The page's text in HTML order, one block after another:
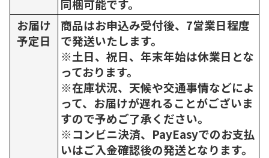
同梱可能です。
お届け
予定日
商品はお申込み受付後、7営業日程度
で発送いたします。
※土日、祝日、年末年始は休業日とな
っております。
※在庫状況、天候や交通事情などによ
って、お届けが遅れることがございま
すので予めご了承ください。
※コンビニ決済、PayEasyでのお支払
いはご入金確認後の発送となります。